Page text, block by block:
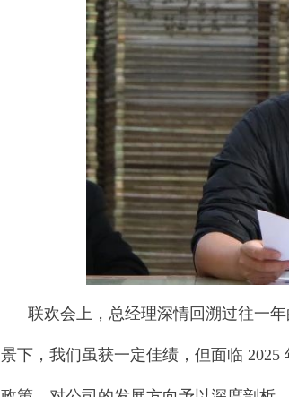
联欢会上，总经理深情回溯过往一
景下，我们虽获一定佳绩，但面临